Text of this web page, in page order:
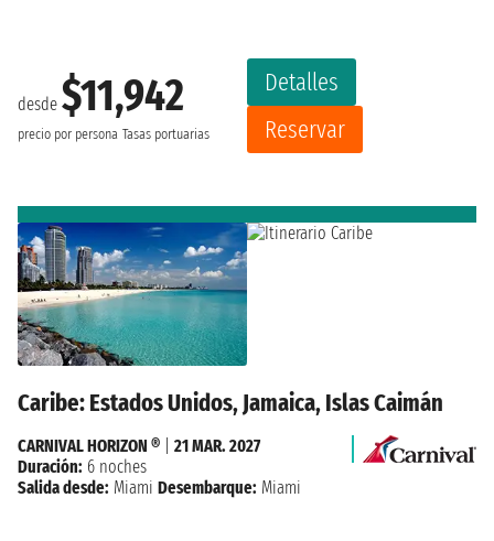
desde $11,942
precio por persona Tasas portuarias
Detalles
Reservar
Caribe: Estados Unidos, Jamaica, Islas Caimán
CARNIVAL HORIZON ®
21 MAR. 2027
Duración: 6 noches
Salida desde: Miami Desembarque: Miami